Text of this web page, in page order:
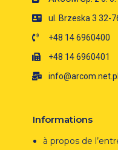
ul. Brzeska 3 32-
+48 14 6960400
+48 14 6960401
info@arcom.net.pl
Informations
à propos de